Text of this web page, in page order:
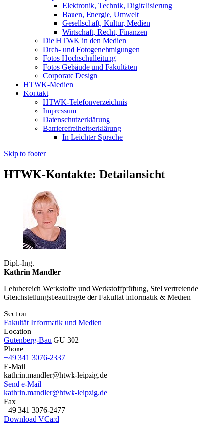
Elektronik, Technik, Digitalisierung
Bauen, Energie, Umwelt
Gesellschaft, Kultur, Medien
Wirtschaft, Recht, Finanzen
Die HTWK in den Medien
Dreh- und Fotogenehmigungen
Fotos Hochschulleitung
Fotos Gebäude und Fakultäten
Corporate Design
HTWK-Medien
Kontakt
HTWK-Telefonverzeichnis
Impressum
Datenschutzerklärung
Barrierefreiheitserklärung
In Leichter Sprache
Skip to footer
HTWK-Kontakte: Detailansicht
Dipl.-Ing.
Kathrin Mandler
Lehrbereich Werkstoffe und Werkstoffprüfung, Stellvertretende
Gleichstellungsbeauftragte der Fakultät Informatik & Medien
Section
Fakultät Informatik und Medien
Location
Gutenberg-Bau GU 302
Phone
+49 341 3076-2337
E-Mail
kathrin.mandler@htwk-leipzig.de
Send e-Mail
kathrin.mandler@htwk-leipzig.de
Fax
+49 341 3076-2477
Download VCard